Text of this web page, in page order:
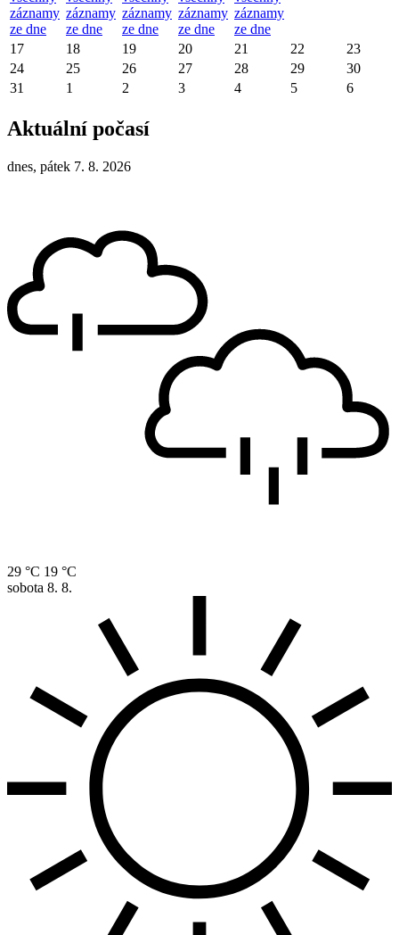
záznamy
ze dne
záznamy
ze dne
záznamy
ze dne
záznamy
ze dne
záznamy
ze dne
17 18 19 20 21 22
23
24
25 26 27 28 29
30
31
1 2 3 4 5 6
Aktuální počasí
dnes, pátek 7. 8. 2026
29 °C 19 °C
sobota 8. 8.